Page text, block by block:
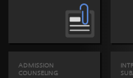
ADMISSION
COUNSELING